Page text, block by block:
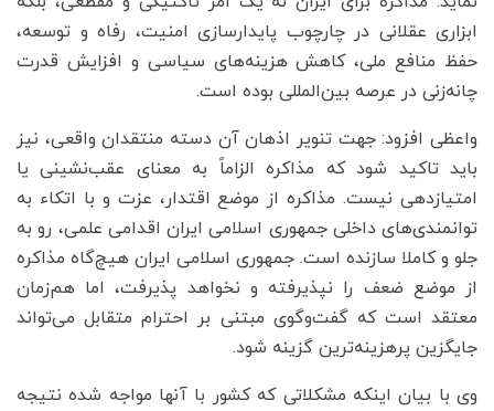
ابزاری عقلانی در چارچوب پایدارسازی امنیت، رفاه و توسعه،
حفظ منافع ملی، کاهش هزینه‌های سیاسی و افزایش قدرت
چانه‌زنی در عرصه بین‌المللی بوده است.
واعظی افزود: جهت تنویر اذهان آن دسته منتقدان واقعی، نیز
باید تاکید شود که مذاکره الزاماً به معنای عقب‌نشینی یا
امتیازدهی نیست. مذاکره از موضع اقتدار، عزت و با اتکاء به
توانمندی‌های داخلی جمهوری اسلامی ایران اقدامی علمی، رو به
جلو و کاملا سازنده است. جمهوری اسلامی ایران هیچ‌گاه مذاکره
از موضع ضعف را نپذیرفته و نخواهد پذیرفت، اما هم‌زمان
معتقد است که گفت‌وگوی مبتنی بر احترام متقابل می‌تواند
جایگزین پرهزینه‌ترین گزینه‌ شود.
وی با بیان اینکه مشکلاتی که کشور با آنها مواجه شده نتیجه